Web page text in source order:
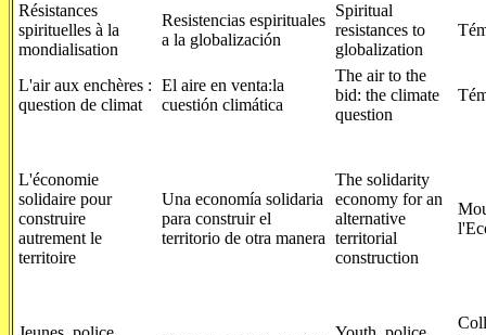
Résistances
spirituelles à la
mondialisation
Resistencias espirituales
a la globalización
Spiritual
resistances to
globalization
L'air aux enchères :
question de climat
El aire en venta:la
cuestión climática
The air to the
bid: the climate
question
L'économie
solidaire pour
construire
autrement le
territoire
Una economía solidaria
para construir el
territorio de otra manera
The solidarity
economy for an
alternative
territorial
construction